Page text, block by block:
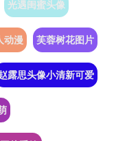
光遇闺蜜头像
动漫 芙蓉树花图片
露思头像小清新可爱